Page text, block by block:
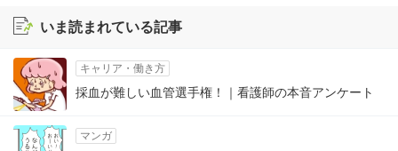
いま読まれている記事
キャリア・働き方
採血が難しい血管選手権！｜看護師の本音アンケート
マンガ